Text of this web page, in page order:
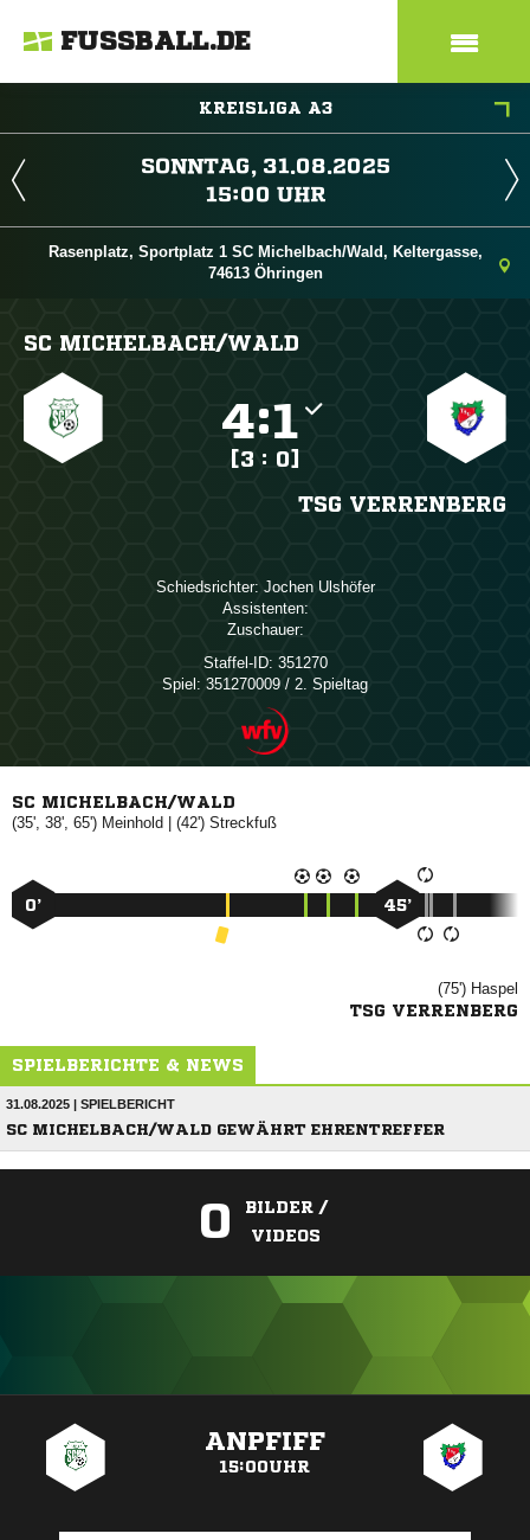
FUSSBALL.DE
KREISLIGA A3
 
 
Rasenplatz, Sportplatz 1 SC Michelbach/Wald, Keltergasse,
74613 Öhringen
SC MICHELBACH/​WALD
:
[3 : 0]
TSG VERRENBERG
Schiedsrichter:  
Assistenten:
Zuschauer:
Staffel-ID: 351270
Spiel: 351270009 / 2. Spieltag
SC MICHELBACH/WALD
(35', 38', 65')  | (42') 
0’ 45’
(75') 
TSG VERRENBERG
SPIELBERICHTE & NEWS
31.08.2025 | SPIELBERICHT
SC MICHELBACH/WALD GEWÄHRT EHRENTREFFER
0
BILDER /
VIDEOS
ANPFIFF
15:00UHR